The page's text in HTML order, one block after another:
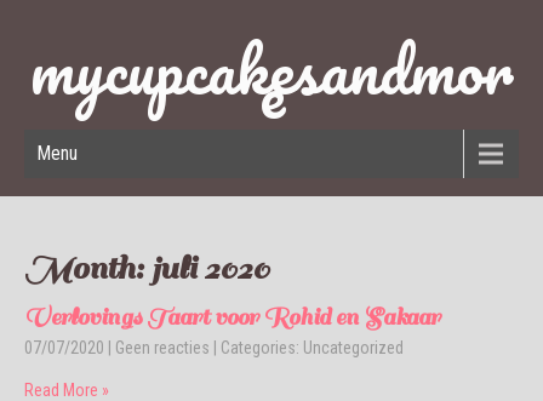
mycupcakesandmor
e
Menu
Month:juli 2020
Verlovings Taart voor Rohid en Sakaar
07/07/2020 Geen reacties | Categories: Uncategorized
Read More »